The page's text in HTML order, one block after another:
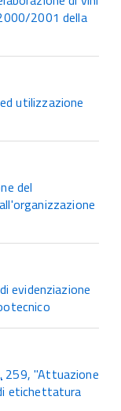
2001 della
utilizzazione
del
evidenziazione
259, "Attuazione
etichettatura